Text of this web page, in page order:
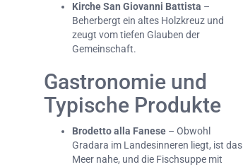
Kirche San Giovanni Battista –
Beherbergt ein altes Holzkreuz und
zeugt vom tiefen Glauben der
Gemeinschaft.
Gastronomie und
Typische Produkte
Brodetto alla Fanese – Obwohl
Gradara im Landesinneren liegt, ist das
Meer nahe, und die Fischsuppe mit